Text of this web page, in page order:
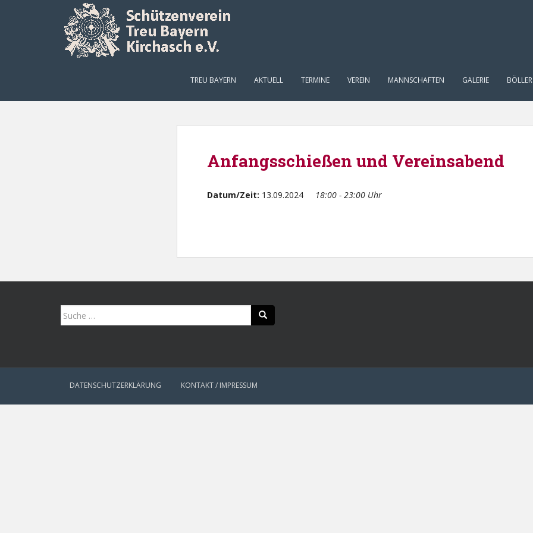
Skip to main content
TREU BAYERN AKTUELL TERMINE VEREIN MANNSCHAFTEN GALERIE BÖLLER
Anfangsschießen und Vereinsabend
Datum/Zeit: 13.09.2024 18:00 - 23:00 Uhr
Suche
nach:
DATENSCHUTZERKLÄRUNG KONTAKT / IMPRESSUM